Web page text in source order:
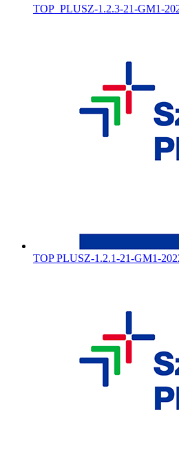
TOP_PLUSZ-1.2.3-21-GM1-
TOP PLUSZ-1.2.1-21-GM1-